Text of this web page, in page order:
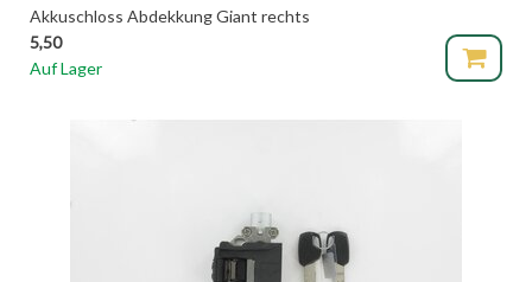
Akkuschloss Abdekkung Giant rechts
5,50
Auf Lager